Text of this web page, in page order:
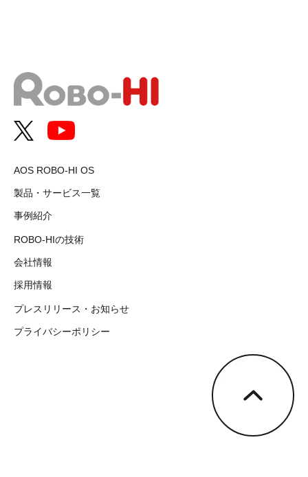
AOS ROBO-HI OS
製品・サービス一覧
事例紹介
ROBO-HIの技術
会社情報
採用情報
プレスリリース・お知らせ
プライバシーポリシー